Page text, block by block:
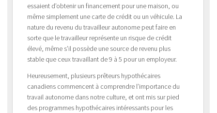
essaient d’obtenir un financement pour une maison, ou
même simplement une carte de crédit ou un véhicule. La
nature du revenu du travailleur autonome peut faire en
sorte que le travailleur représente un risque de crédit
élevé, même s’il possède une source de revenu plus
stable que ceux travaillant de 9 à 5 pour un employeur.
Heureusement, plusieurs prêteurs hypothécaires
canadiens commencent à comprendre l’importance du
travail autonome dans notre culture, et ont mis sur pied
des programmes hypothécaires intéressants pour les